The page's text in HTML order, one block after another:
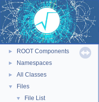
▼ ROOT
ROOT Reference
Tutorials
Python Interface
► ROOT Components
► Namespaces
► All Classes
▼ Files
▼ File List